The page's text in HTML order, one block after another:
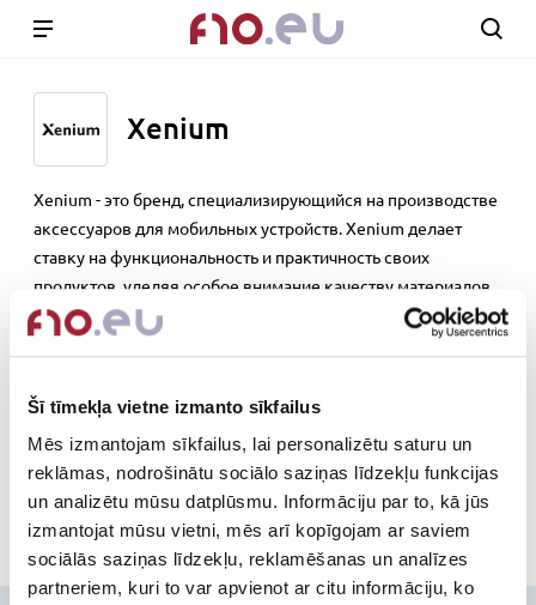
Šī tīmekļa vietne izmanto sīkfailus
Mēs izmantojam sīkfailus, lai personalizētu saturu un
reklāmas, nodrošinātu sociālo saziņas līdzekļu funkcijas
un analizētu mūsu datplūsmu. Informāciju par to, kā jūs
izmantojat mūsu vietni, mēs arī kopīgojam ar saviem
sociālās saziņas līdzekļu, reklamēšanas un analīzes
partneriem, kuri to var apvienot ar citu informāciju, ko
Xenium
Xenium - это бренд, специализирующийся на производстве
аксессуаров для мобильных устройств. Xenium делает
ставку на функциональность и практичность своих
продуктов, уделяя особое внимание качеству материалов
и сборке. Бренд активно следит за трендами рынка
мобильных аксессуаров и регулярно обновляет свой
современных требований пользователей.
Out of stock